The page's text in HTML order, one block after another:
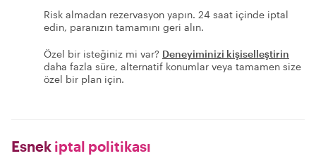
Risk almadan rezervasyon yapın. 24 saat içinde iptal
edin, paranızın tamamını geri alın.
Özel bir isteğiniz mi var? Deneyiminizi kişiselleştirin
daha fazla süre, alternatif konumlar veya tamamen size
özel bir plan için.
Esnek iptal politikası